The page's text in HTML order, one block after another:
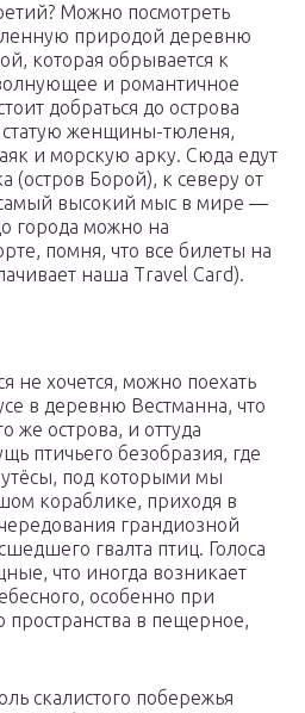
Можно посмотреть
природой деревню
которая обрывается к
и романтичное
добраться до острова
статую женщины-тюленя,
и морскую арку. Сюда едут
(остров Борой), к северу от
высокий мыс в мире —
города можно на
помня, что все билеты на
наша Travel Card).
не хочется, можно поехать
в деревню Вестманна, что
же острова, и оттуда
птичьего безобразия, где
под которыми мы
кораблике, приходя в
грандиозной
гвалта птиц. Голоса
что иногда возникает
особенно при
пространства в пещерное,
скалистого побережья